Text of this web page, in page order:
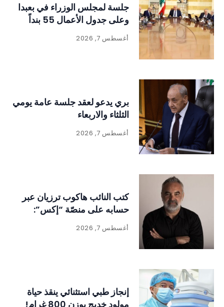
جلسة لمجلس الوزراء في بعبدا
وعلى جدول الأعمال 55 بنداً
أغسطس 7, 2026
بري يدعو لعقد جلسة عامة يومي
الثلثاء والاربعاء
أغسطس 7, 2026
كتب النائب هاكوب ترزيان عبر
حسابه على منصّة “إكس”:
أغسطس 7, 2026
إنجاز طبي استثنائي ينقذ حياة
مولود خديج بوزن 800 غرام!